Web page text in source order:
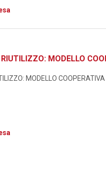
MODELLO
MODELLO